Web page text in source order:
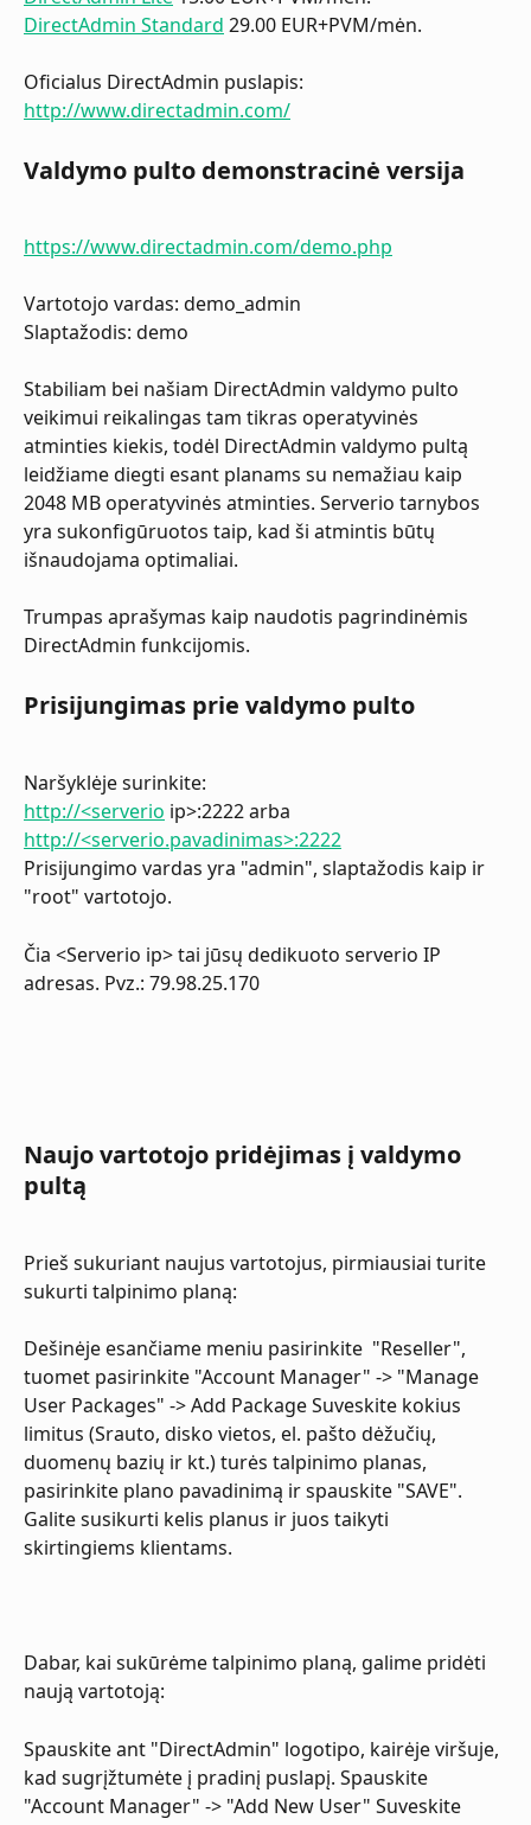
DirectAdmin Standard 29.00 EUR+PVM/mėn.
Oficialus DirectAdmin puslapis:
http://www.directadmin.com/
Valdymo pulto demonstracinė versija
https://www.directadmin.com/demo.php
Vartotojo vardas: demo_admin
Slaptažodis: demo
Stabiliam bei našiam DirectAdmin valdymo pulto
veikimui reikalingas tam tikras operatyvinės
atminties kiekis, todėl DirectAdmin valdymo pultą
leidžiame diegti esant planams su nemažiau kaip
2048 MB operatyvinės atminties. Serverio tarnybos
yra sukonfigūruotos taip, kad ši atmintis būtų
išnaudojama optimaliai.
Trumpas aprašymas kaip naudotis pagrindinėmis
DirectAdmin funkcijomis.
​Prisijungimas prie valdymo pulto
Naršyklėje surinkite:
http://<serverio ip>:2222 arba
http://<serverio.pavadinimas>:2222
Prisijungimo vardas yra "admin", slaptažodis kaip ir
"root" vartotojo.
Čia <Serverio ip> tai jūsų dedikuoto serverio IP
adresas. Pvz.: 79.98.25.170
Naujo vartotojo pridėjimas į valdymo
pultą
Prieš sukuriant naujus vartotojus, pirmiausiai turite
sukurti talpinimo planą:
Dešinėje esančiame meniu pasirinkite  "Reseller",
tuomet pasirinkite "Account Manager" -> "Manage
User Packages" -> Add Package Suveskite kokius
limitus (Srauto, disko vietos, el. pašto dėžučių,
duomenų bazių ir kt.) turės talpinimo planas,
pasirinkite plano pavadinimą ir spauskite "SAVE".
Galite susikurti kelis planus ir juos taikyti
skirtingiems klientams.
Dabar, kai sukūrėme talpinimo planą, galime pridėti
naują vartotoją:
Spauskite ant "DirectAdmin" logotipo, kairėje viršuje,
kad sugrįžtumėte į pradinį puslapį. Spauskite
"Account Manager" -> "Add New User" Suveskite